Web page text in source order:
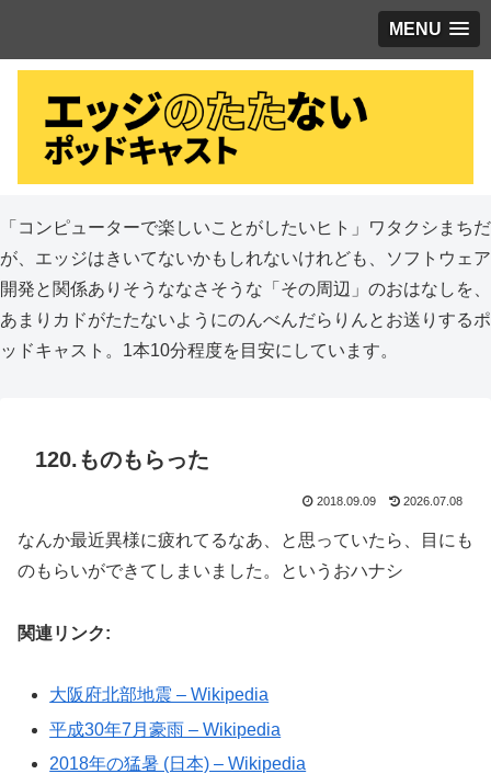
MENU
「コンピューターで楽しいことがしたいヒト」ワタクシまちだ
が、エッジはきいてないかもしれないけれども、ソフトウェア
開発と関係ありそうななさそうな「その周辺」のおはなしを、
あまりカドがたたないようにのんべんだらりんとお送りするポ
ッドキャスト。1本10分程度を目安にしています。
120.ものもらった
2018.09.09 2026.07.08
なんか最近異様に疲れてるなあ、と思っていたら、目にも
のもらいができてしまいました。というおハナシ
関連リンク:
大阪府北部地震 – Wikipedia
平成30年7月豪雨 – Wikipedia
2018年の猛暑 (日本) – Wikipedia